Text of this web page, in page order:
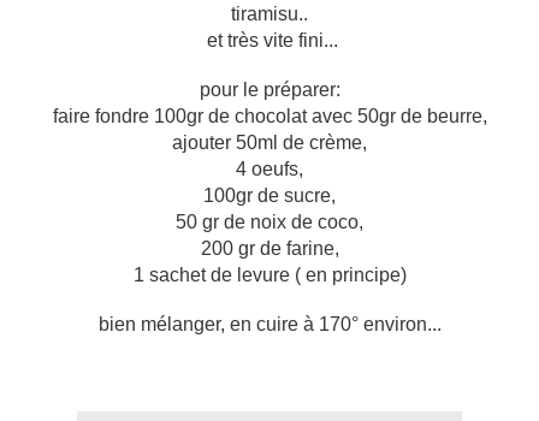
tiramisu..
et très vite fini...
pour le préparer:
faire fondre 100gr de chocolat avec 50gr de beurre,
ajouter 50ml de crème,
4 oeufs,
100gr de sucre,
50 gr de noix de coco,
200 gr de farine,
1 sachet de levure ( en principe)
bien mélanger, en cuire à 170° environ...